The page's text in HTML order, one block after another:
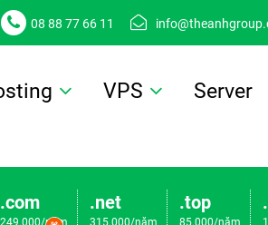
08 88 77 66 11
VPS Server
.com
249.000/năm
.net
315.000/năm
.top
85.000/năm